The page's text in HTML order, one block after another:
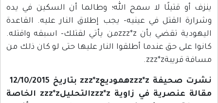
ينزف أو قتيلًا لا سمح الله؛ وطالما أن السكين في يده
وشرارة القتل في عينيه- يجب إطلاق النار عليه. القاعدة
اليهودية تقضي بأن zzz*zمن يأتي لقتلك- اسبقه واقتله.
كانوا على حق عندما أطلقوا النار عليها حتى لو كان ذلك من
مسافة قريبةzzz*z.
مقالة عنصرية في زاوية zzz*zالتحليلzzz*z الخاصة